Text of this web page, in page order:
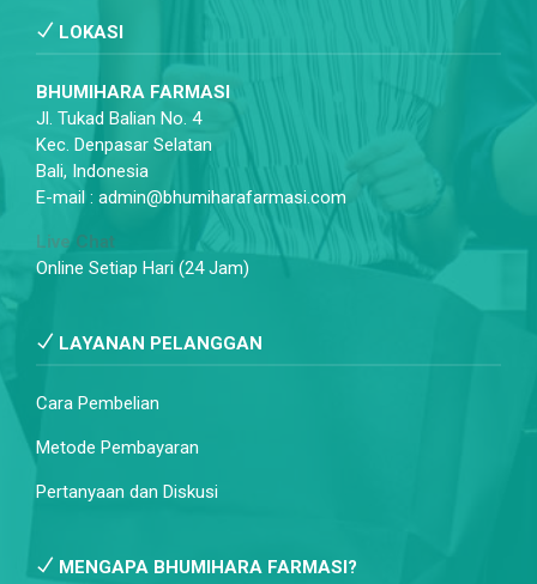
LOKASI
BHUMIHARA FARMASI
Jl. Tukad Balian No. 4
Kec. Denpasar Selatan
Bali, Indonesia
E-mail : admin@bhumiharafarmasi.com
Live Chat
Online Setiap Hari (24 Jam)
LAYANAN PELANGGAN
Cara Pembelian
Metode Pembayaran
Pertanyaan dan Diskusi
MENGAPA BHUMIHARA FARMASI?